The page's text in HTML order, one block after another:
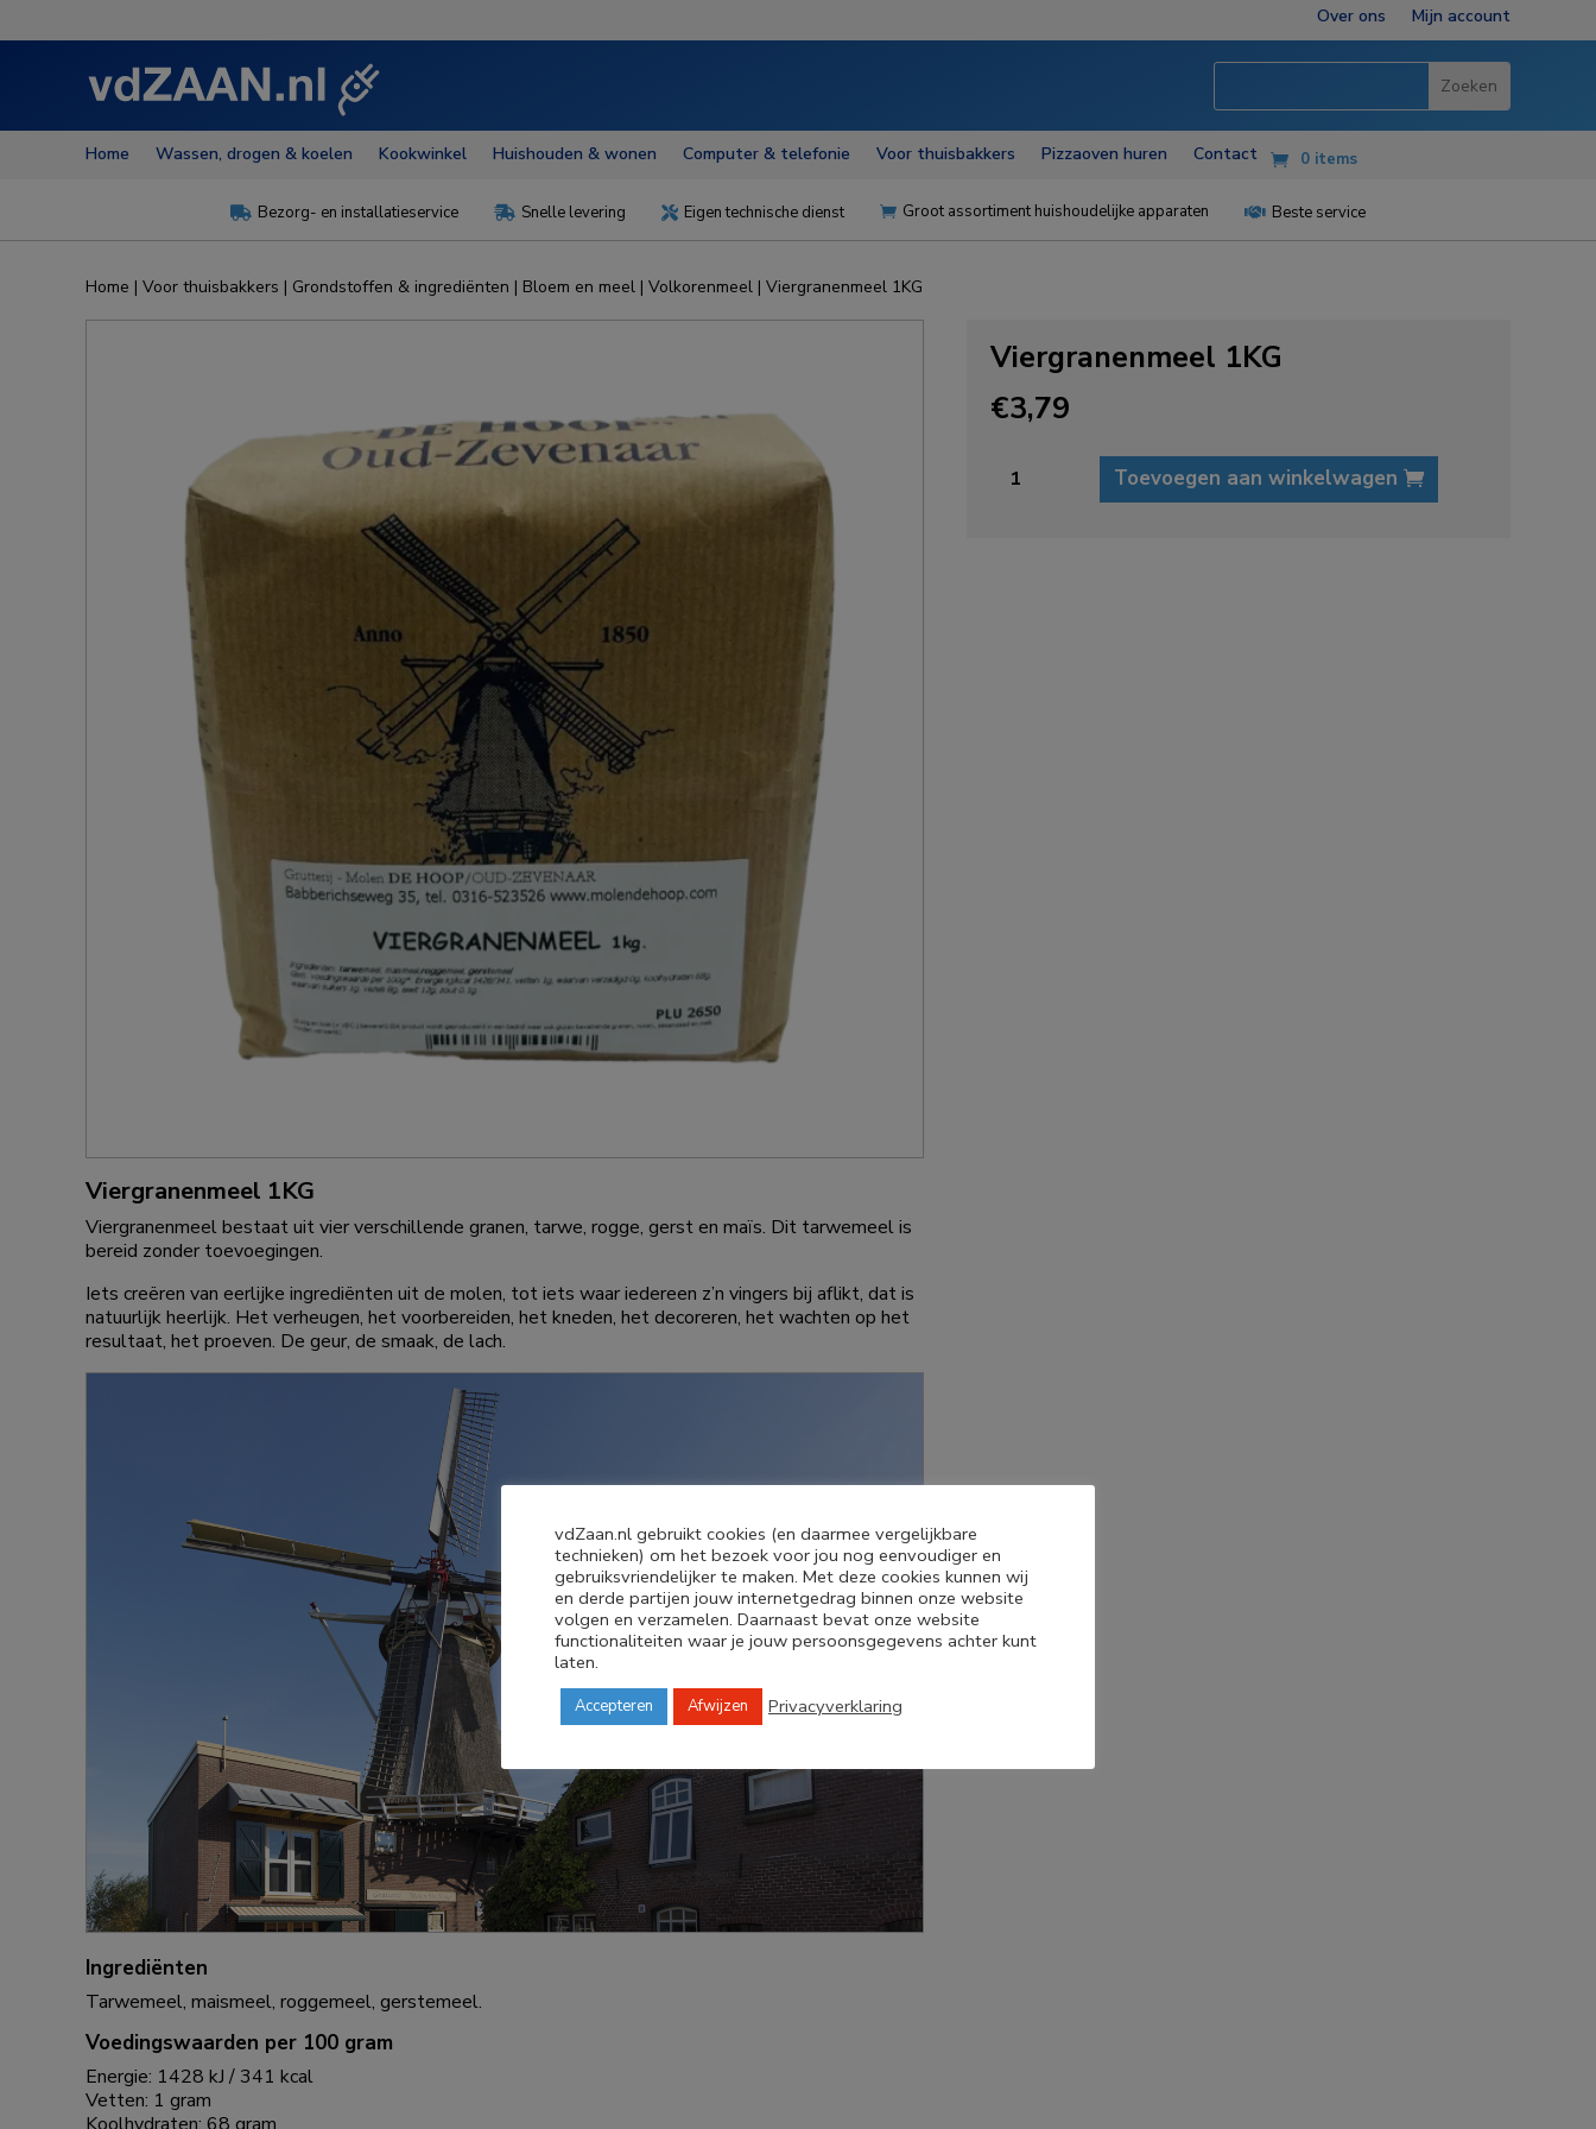
Over ons Mijn account
Home Wassen, drogen & koelen Kookwinkel Huishouden & wonen Computer & telefonie Voor thuisbakkers Pizzaoven huren Contact 0 items
 Bezorg- en installatieservice  Snelle levering  Eigen technische dienst  Groot assortiment huishoudelijke apparaten  Beste service
Home | Voor thuisbakkers | Grondstoffen & ingrediënten | Bloem en meel | Volkorenmeel | Viergranenmeel 1KG
Viergranenmeel 1KG
Viergranenmeel bestaat uit vier verschillende granen, tarwe, rogge, gerst en maïs. Dit tarwemeel is
bereid zonder toevoegingen.
Iets creëren van eerlijke ingrediënten uit de molen, tot iets waar iedereen z’n vingers bij aflikt, dat is
natuurlijk heerlijk. Het verheugen, het voorbereiden, het kneden, het decoreren, het wachten op het
resultaat, het proeven. De geur, de smaak, de lach.
Ingrediënten
Tarwemeel, maismeel, roggemeel, gerstemeel.
Voedingswaarden per 100 gram
Energie: 1428 kJ / 341 kcal
Vetten: 1 gram
Viergranenmeel 1KG
€3,79
Viergranenmeel
1KG
Toevoegen aan winkelwagen
vdZaan.nl gebruikt cookies (en daarmee vergelijkbare
technieken) om het bezoek voor jou nog eenvoudiger en
gebruiksvriendelijker te maken. Met deze cookies kunnen wij
en derde partijen jouw internetgedrag binnen onze website
volgen en verzamelen. Daarnaast bevat onze website
functionaliteiten waar je jouw persoonsgegevens achter kunt
laten.
Accepteren Afwijzen Privacyverklaring